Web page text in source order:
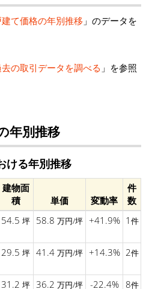
て価格の年別推移 」のデータを
の取引データを調べる 」を参照
年別推移
ける年別推移
建物面
積
単価 変動率
件
数
54.5 坪 58.8 万円/坪 +41.9% 1 件
29.5 坪 41.4 万円/坪 +14.3% 2件
31.2 坪 36.2 万円/坪 -22.4% 8件